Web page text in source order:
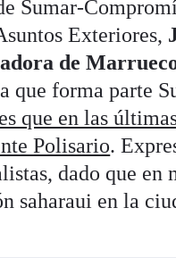
Sumar-
Exteriores,
de
que forma parte
que en las
Polisario.
dado que en
saharaui en la